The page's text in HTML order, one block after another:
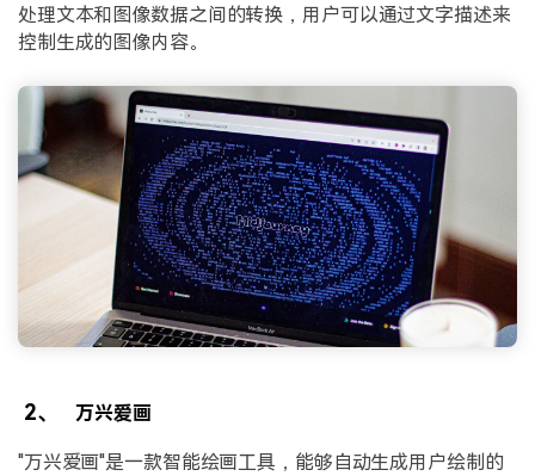
处理文本和图像数据之间的转换，用户可以通过文字描述来
控制生成的图像内容。
2、 万兴爱画
"万兴爱画"是一款智能绘画工具，能够自动生成用户绘制的